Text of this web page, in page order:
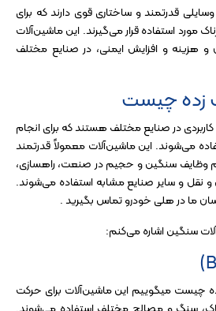
قدرتمند و ساختاری قوی دارند که برای
مورد استفاده قرار می‌گیرند. این ماشین‌آلات
و هزینه و افزایش ایمنی، در صنایع مختلف
زده چیست
در صنایع مختلف هستند که برای انجام
می‌شوند. این ماشین‌آلات معمولاً قدرتمند
وظایف سنگین و حجیم در صنعت، راهسازی،
نقل و سایر صنایع مشابه استفاده می‌شوند.
ما در هلی خودرو تماس بگیرید .
سنگین اشاره می‌کنم:
چیست میگوییم این ماشین‌آلات برای حرکت